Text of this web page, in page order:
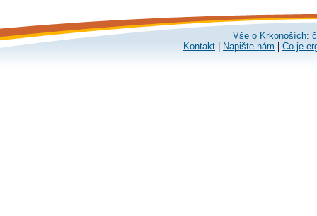
Vše o Krkonoších:
Kontakt
Napište nám Co je